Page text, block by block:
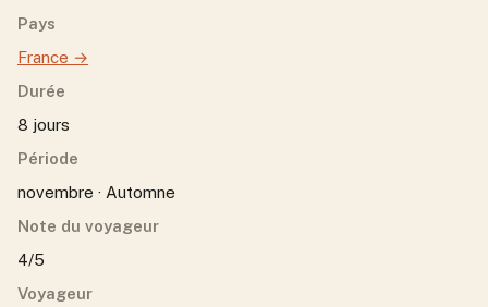
Pays
France →
Durée
8 jours
Période
novembre · Automne
Note du voyageur
4/5
Voyageur